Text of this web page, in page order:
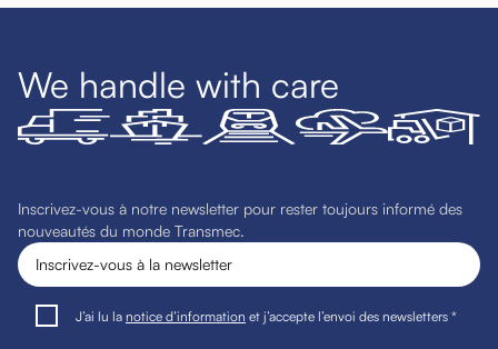
We handle with care
Inscrivez-vous à notre newsletter pour rester toujours informé des
nouveautés du monde Transmec.
J’ai lu la notice d’information et j’accepte l’envoi des newsletters *